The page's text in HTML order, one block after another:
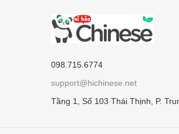
098.715.6774
support@hichinese.net
Tầng 1, Số 103 Thái Thịnh, P.